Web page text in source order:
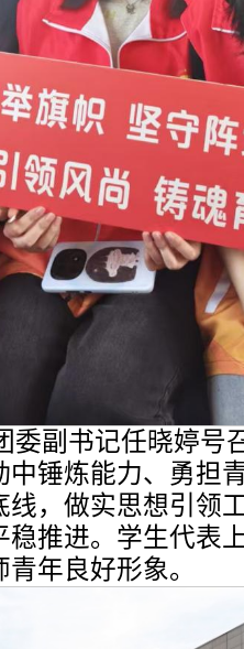
委副书记任晓婷号
中锤炼能力、勇担
线，做实思想引领
稳推进。学生代表
年良好形象。